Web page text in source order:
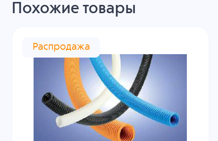
Похожие товары
Распродажа